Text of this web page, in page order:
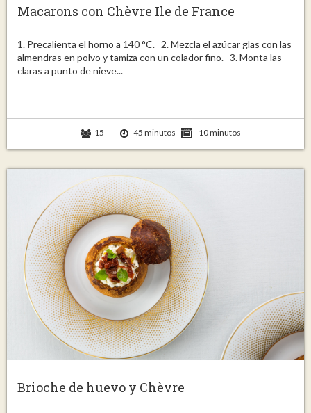
Macarons con Chèvre Ile de France
1. Precalienta el horno a 140 °C. 2. Mezcla el azúcar glas con las
almendras en polvo y tamiza con un colador fino. 3. Monta las
claras a punto de nieve...
15 45 minutos 10 minutos
Brioche de huevo y Chèvre